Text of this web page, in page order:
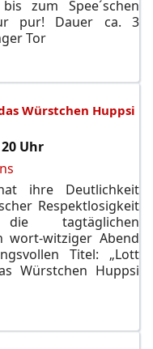
zum Spee´schen
pur! Dauer ca. 3
Tor
Würstchen Huppsi
Uhr
ihre Deutlichkeit
Respektlosigkeit
tagtäglichen
wort-witziger Abend
Titel: „Lott
Würstchen Huppsi